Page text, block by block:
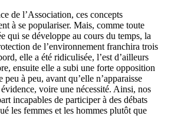
de l’Association, ces concepts
à se populariser. Mais, comme toute
qui se développe au cours du temps, la
de l’environnement franchira trois
elle a été ridiculisée, l’est d’ailleurs
ensuite elle a subi une forte opposition
peu à peu, avant qu’elle n’apparaisse
voire une nécessité. Ainsi, nos
incapables de participer à des débats
les femmes et les hommes plutôt que